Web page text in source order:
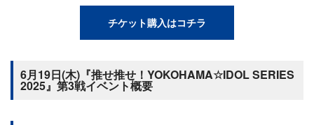
チケット購入はコチラ
6月19日(木)『推せ推せ！YOKOHAMA☆IDOL SERIES
2025』第3戦イベント概要